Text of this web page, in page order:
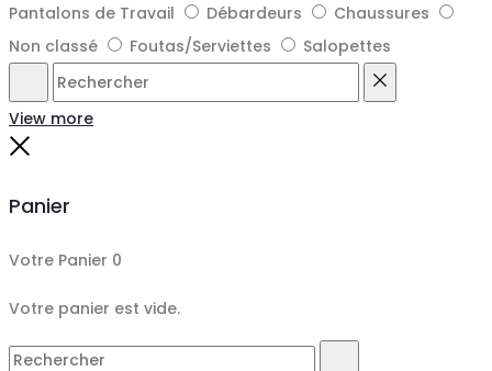
Pantalons de Travail
Débardeurs
Chaussures
Non classé
Foutas/Serviettes Salopettes
Rechercher
View more
Panier
Votre Panier 0
Votre panier est vide.
Search